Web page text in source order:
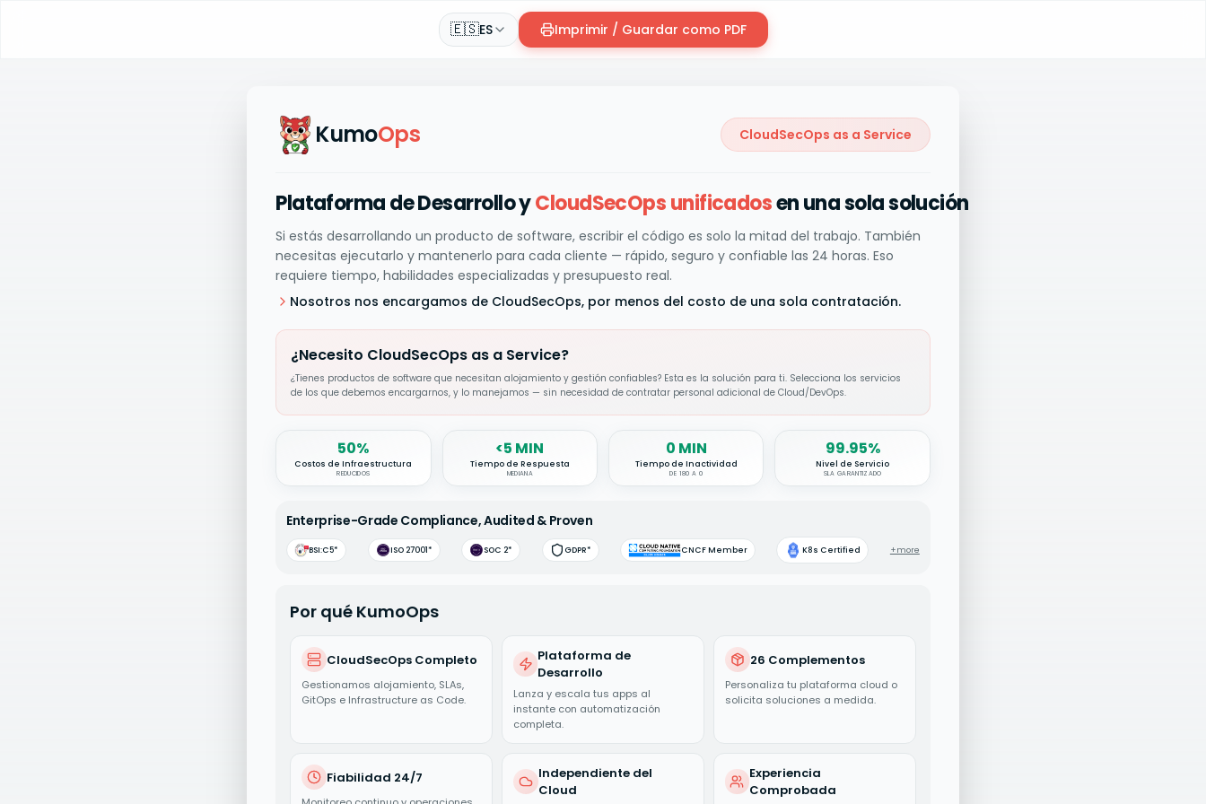
🇪🇸ES Imprimir / Guardar como PDF
KumoOps CloudSecOps as a Service
Plataforma de Desarrollo yCloudSecOps unificadosen una sola solución
Si estás desarrollando un producto de software, escribir el código es solo la mitad del trabajo. También
necesitas ejecutarlo y mantenerlo para cada cliente — rápido, seguro y confiable las 24 horas. Eso
requiere tiempo, habilidades especializadas y presupuesto real.
Nosotros nos encargamos de CloudSecOps, por menos del costo de una sola contratación.
¿Necesito CloudSecOps as a Service?
¿Tienes productos de software que necesitan alojamiento y gestión confiables? Esta es la solución para ti. Selecciona los servicios
de los que debemos encargarnos, y lo manejamos — sin necesidad de contratar personal adicional de Cloud/DevOps.
Key Performance Metrics
50%
Costos de Infraestructura
REDUCIDOS
<5 MIN
Tiempo de Respuesta
MEDIANA
0 MIN
Tiempo de Inactividad
DE 180 A 0
99.95%
Nivel de Servicio
SLA GARANTIZADO
Enterprise-Grade Compliance, Audited & Proven
BSI:C5* ISO 27001* SOC 2* GDPR* CNCF Member K8s Certified +more
Por qué KumoOps
CloudSecOps Completo
Gestionamos alojamiento, SLAs,
GitOps e Infrastructure as Code.
Plataforma de
Desarrollo
Lanza y escala tus apps al
instante con automatización
completa.
26 Complementos
Personaliza tu plataforma cloud o
solicita soluciones a medida.
Fiabilidad 24/7
Independiente del
Cloud
Experiencia
Comprobada